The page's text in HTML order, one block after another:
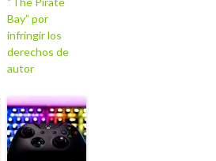
Bay” por
infringir los
derechos de
autor